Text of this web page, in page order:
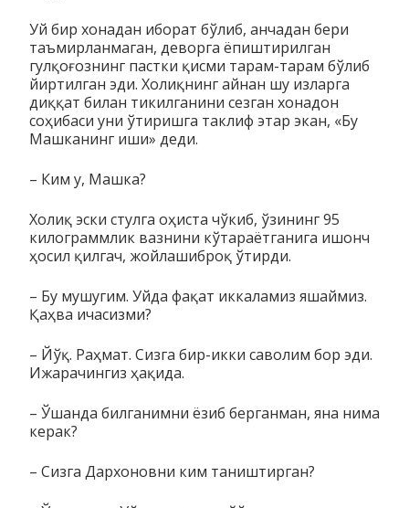
Уй бир хонадан иборат бўлиб, анчадан бери
таъмир­лан­ма­ган, деворга ёпиштирилган
гулқоғознинг пастки қисми тарам-тарам бўлиб
йиртилган эди. Холиқнинг айнан шу изларга
диққат билан тикилганини сезган хонадон
соҳибаси уни ўти­ришга таклиф этар экан, «Бу
Машканинг иши» деди.
– Ким у, Машка?
Холиқ эски стулга оҳиста чўкиб, ўзининг 95
килограммлик ваз­нини кўтараётганига ишонч
ҳосил қилгач, жойлашиброқ ўтирди.
– Бу мушугим. Уйда фақат иккаламиз яшаймиз.
Қаҳва ича­сиз­ми?
– Йўқ. Раҳмат. Сизга бир-икки саволим бор эди.
Ижара­чин­гиз ҳақида.
– Ўшанда билганимни ёзиб берганман, яна нима
керак?
– Сизга Дархоновни ким таништирган?